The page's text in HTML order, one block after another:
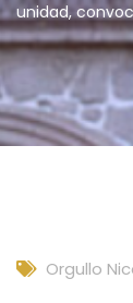
unidad,
Orgullo